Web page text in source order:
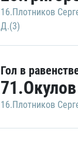
16.Плотников
Д.(3)
Гол в
16.Плотников